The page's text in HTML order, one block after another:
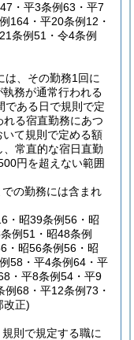
・平3条例63・平7
164・平20条例12・
条例51・令4条例
は、その勤務1回に
務が通常行われる
である日で規則で定
る宿直勤務にあつ
て規則で定める額
、常直的な宿日直勤
円を超えない範囲
での勤務には含まれ
・昭39条例56・昭
例51・昭48条例
・昭56条例56・昭
58・平4条例64・平
・平8条例54・平9
68・平12条例73・
改正)
則で規定する職に